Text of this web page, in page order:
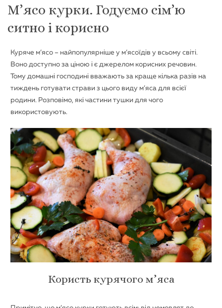
М’ясо курки. Годуємо сім’ю
ситно і корисно
Куряче м’ясо – найпопулярніше у м’ясоїдів у всьому світі.
Воно доступно за ціною і є джерелом корисних речовин.
Тому домашні господині вважають за краще кілька разів на
тиждень готувати страви з цього виду м’яса для всієї
родини. Розповімо, які частини тушки для чого
використовують.
Користь курячого м’яса